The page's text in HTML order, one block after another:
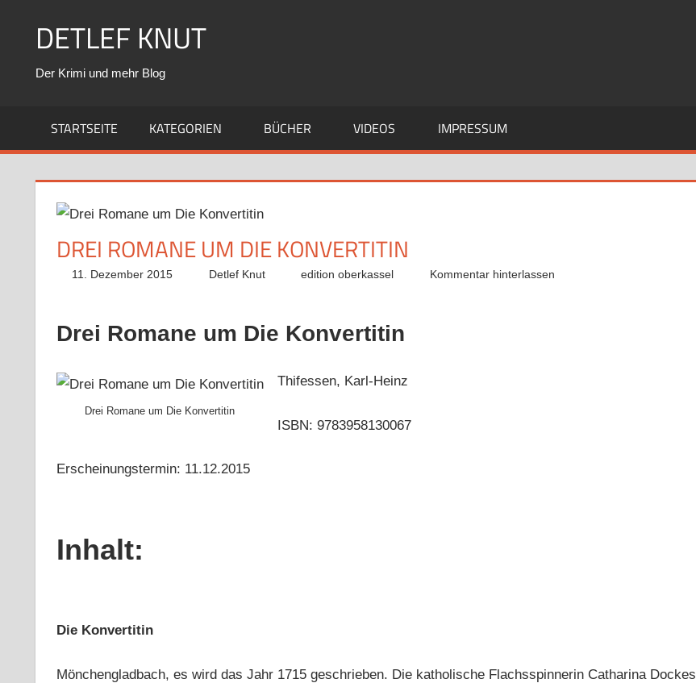
DETLEF KNUT
Der Krimi und mehr Blog
STARTSEITE KATEGORIEN BÜCHER VIDEOS IMPRESSUM
DREI ROMANE UM DIE KONVERTITIN
11. Dezember 2015 Detlef Knut edition oberkassel Kommentar hinterlassen
Drei Romane um Die Konvertitin
Drei Romane um Die Konvertitin
Thifessen, Karl-Heinz
ISBN: 9783958130067
Erscheinungstermin: 11.12.2015
Inhalt:
Die Konvertitin
Mönchengladbach, es wird das Jahr 1715 geschrieben. Die katholische Flachsspinnerin Catharina Dockes